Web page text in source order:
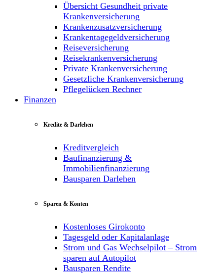
Übersicht Gesundheit private
Krankenversicherung
Krankenzusatzversicherung
Krankentagegeldversicherung
Reiseversicherung
Reisekrankenversicherung
Private Krankenversicherung
Gesetzliche Krankenversicherung
Pflegelücken Rechner
Finanzen
Kredite & Darlehen
Kreditvergleich
Baufinanzierung &
Immobilienfinanzierung
Bausparen Darlehen
Sparen & Konten
Kostenloses Girokonto
Tagesgeld oder Kapitalanlage
Strom und Gas Wechselpilot – Strom
sparen auf Autopilot
Bausparen Rendite